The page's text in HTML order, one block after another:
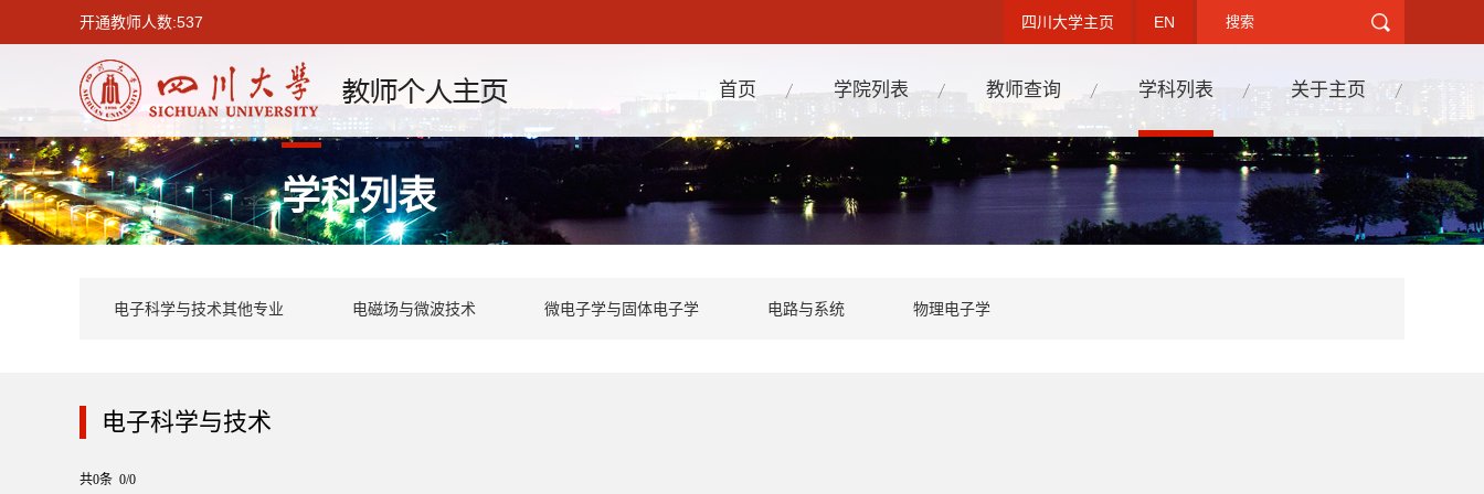
开通教师人数:537 四川大学主页 EN
首页 学院列表 教师查询 学科列表 关于主页
学科列表
电子科学与技术其他专业 电磁场与微波技术 微电子学与固体电子学 电路与系统 物理电子学
电子科学与技术
共0条 0/0